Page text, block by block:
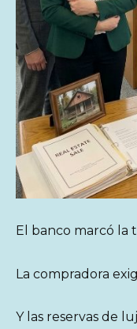
El banco marcó la
La compradora
Y las reservas de